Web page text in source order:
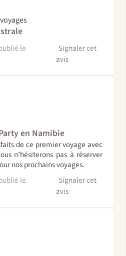
le
Signaler cet
avis
en Namibie
de ce premier voyage avec
n’hésiterons pas à réserver
nos prochains voyages.
le
Signaler cet
avis